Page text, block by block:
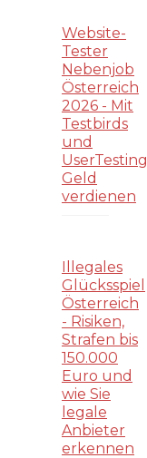
Website-
Tester
Nebenjob
Österreich
2026 - Mit
Testbirds
und
UserTesting
Geld
verdienen
Illegales
Glücksspiel
Österreich
- Risiken,
Strafen bis
150.000
Euro und
wie Sie
legale
Anbieter
erkennen